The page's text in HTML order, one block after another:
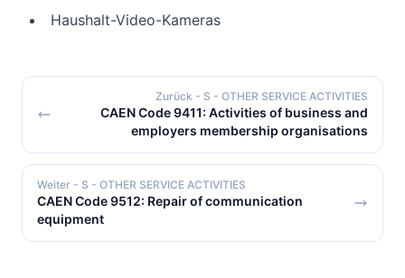
Haushalt-Video-Kameras
Zurück - S - OTHER SERVICE ACTIVITIES
CAEN Code 9411: Activities of business and
employers membership organisations
Weiter - S - OTHER SERVICE ACTIVITIES
CAEN Code 9512: Repair of communication
equipment